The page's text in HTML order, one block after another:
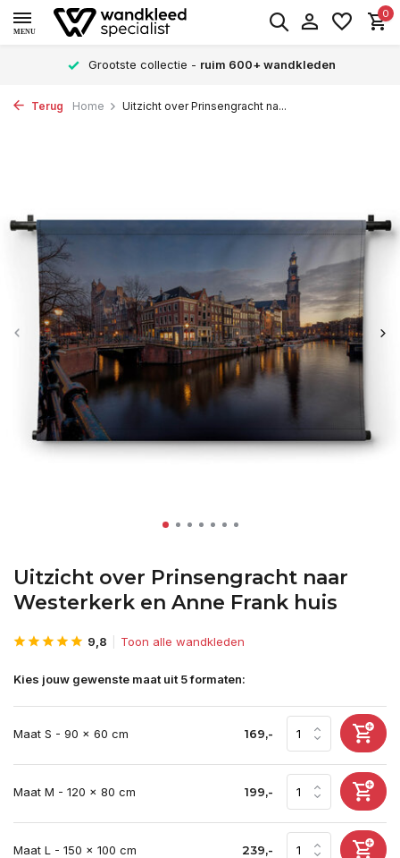
MENU
0
Grootste collectie - ruim 600+ wandkleden
Terug Home Uitzicht over Prinsengracht na...
Uitzicht over Prinsengracht naar
Westerkerk en Anne Frank huis
9,8 Toon alle wandkleden
Kies jouw gewenste maat uit 5 formaten:
Maat S - 90 x 60 cm 169,-
Maat M - 120 x 80 cm 199,-
Maat L - 150 x 100 cm 239,-